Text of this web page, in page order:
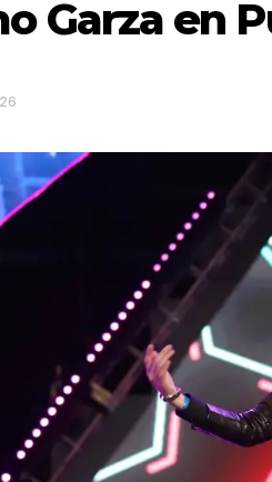
Garza en